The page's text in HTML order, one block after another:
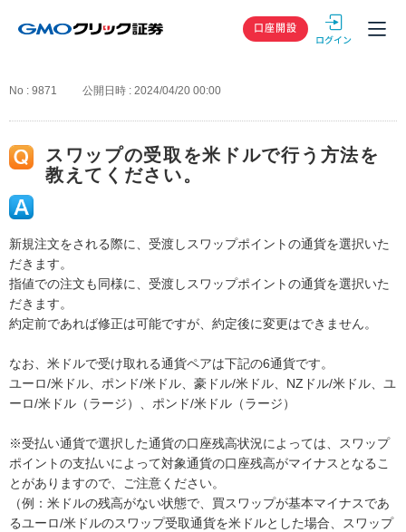
GMOクリック
口座開設
No : 9871 公開日時 : 2024/04/20 00:00
スワップの受取を米ドルで行う方法を
教えてください。
新規注文をされる際に、受渡しスワップポイントの通貨を選択いた
だきます。
指値での注文も同様に、受渡しスワップポイントの通貨を選択いた
だきます。
約定前であれば修正は可能ですが、約定後に変更はできません。
なお、米ドルで受け取れる通貨ペアは下記の6通貨です。
ユーロ/米ドル、ポンド/米ドル、豪ドル/米ドル、NZドル/米ドル、ユ
ーロ/米ドル（ラージ）、ポンド/米ドル（ラージ）
※受払い通貨で選択した通貨の口座残高状況によっては、スワップ
ポイントの支払いによって対象通貨の口座残高がマイナスとなるこ
とがありますので、ご注意ください。
（例：米ドルの残高がない状態で、買スワップが基本マイナスであ
るユーロ/米ドルのスワップ受取通貨を米ドルとした場合、スワップ